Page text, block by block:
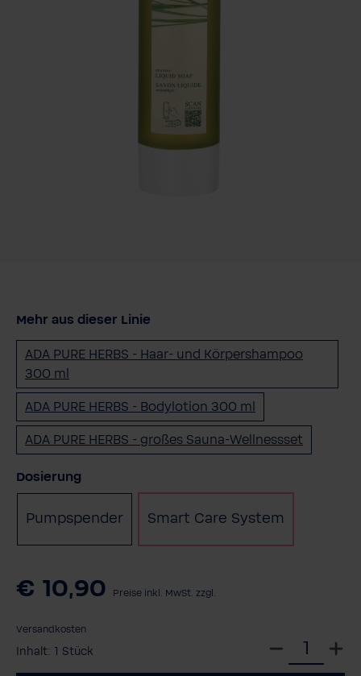
Mehr aus dieser Linie
ADA PURE HERBS - Haar- und Körpershampoo
300 ml
ADA PURE HERBS - Bodylotion 300 ml
ADA PURE HERBS - großes Sauna-Wellnessset
Dosierung
Pumpspender Smart Care System
€ 10,90 Preise inkl. MwSt. zzgl.
Versandkosten
Inhalt: 1 Stück
W